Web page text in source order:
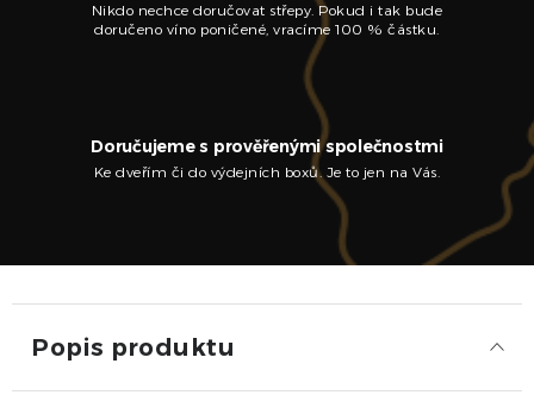
Nikdo nechce doručovat střepy. Pokud i tak bude
doručeno víno poničené, vracíme 100 % částku.
Doručujeme s prověřenými společnostmi
Ke dveřím či do výdejních boxů. Je to jen na Vás.
Popis produktu